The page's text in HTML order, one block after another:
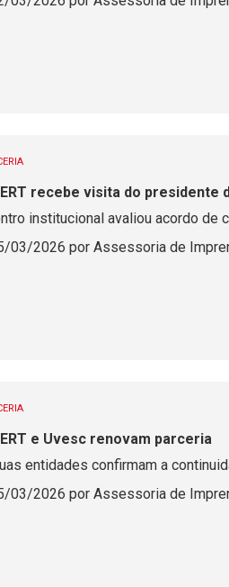
recebe visita do presidente
institucional avaliou acordo de
03/2026 por Assessoria de
e Uvesc renovam parceria
entidades confirmam a
03/2026 por Assessoria de